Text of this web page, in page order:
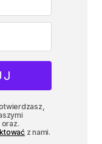
z nami.